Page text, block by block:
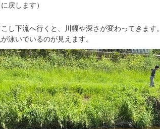
戻します）
し下流へ行くと、川幅や深さが変わってきます。
泳いでいるのが見えます。